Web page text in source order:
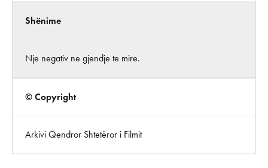
Shënime
Nje negativ ne gjendje te mire.
© Copyright
Arkivi Qendror Shtetëror i Filmit